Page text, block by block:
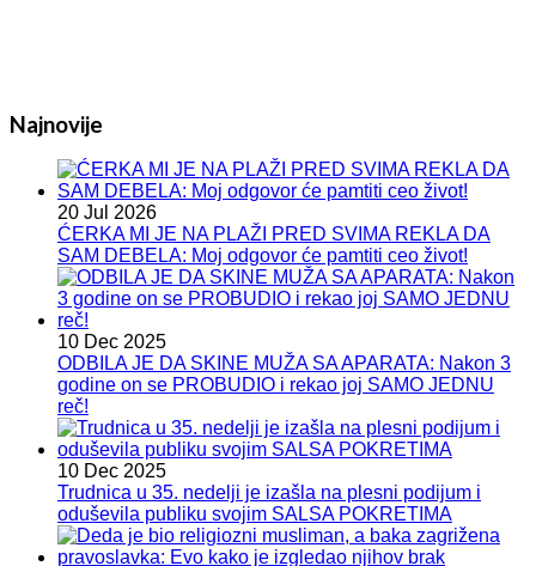
Najnovije
20 Jul 2026
ĆERKA MI JE NA PLAŽI PRED SVIMA REKLA DA
SAM DEBELA: Moj odgovor će pamtiti ceo život!
10 Dec 2025
ODBILA JE DA SKINE MUŽA SA APARATA: Nakon 3
godine on se PROBUDIO i rekao joj SAMO JEDNU
reč!
10 Dec 2025
Trudnica u 35. nedelji je izašla na plesni podijum i
oduševila publiku svojim SALSA POKRETIMA